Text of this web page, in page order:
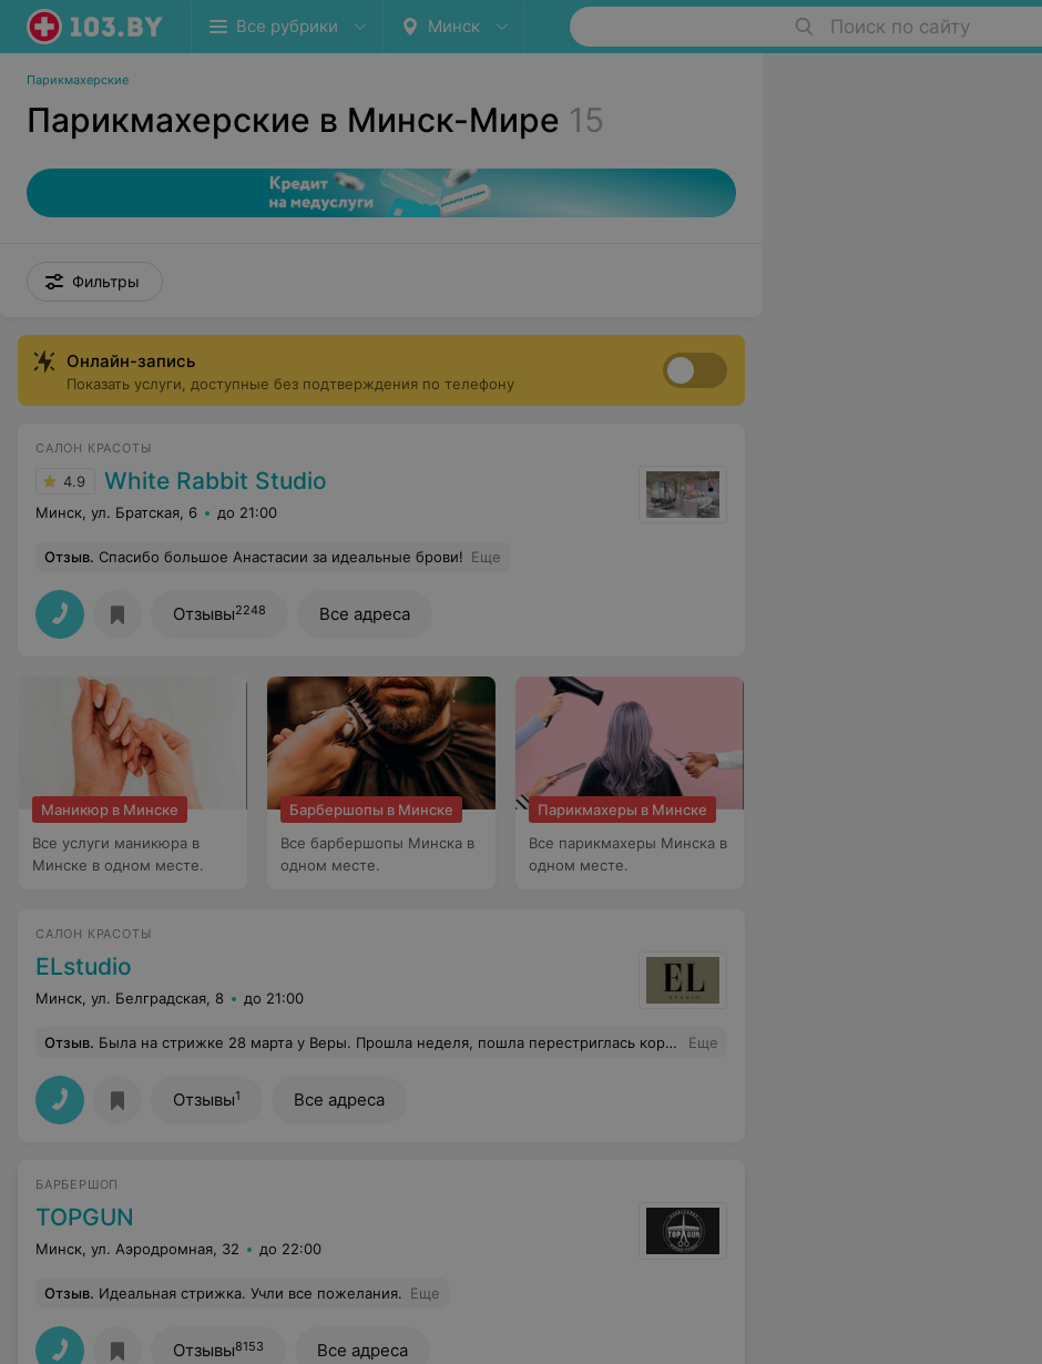
Все рубрики Минск Поиск по сайту
Парикмахерские
Парикмахерские в Минск-Мире 15
Фильтры
Онлайн-запись
Показать услуги, доступные без подтверждения по телефону
САЛОН КРАСОТЫ
4.9 White Rabbit Studio
Минск, ул. Братская, 6 до 21:00
Отзыв. Спасибо большое Анастасии за идеальные брови! Еще
Отзывы2248 Все адреса
Маникюр в Минске
Все услуги маникюра в
Минске в одном месте.
Барбершопы в Минске
Все барбершопы Минска в
одном месте.
Парикмахеры в Минске
Все парикмахеры Минска в
одном месте.
САЛОН КРАСОТЫ
ELstudio
Минск, ул. Белградская, 8 до 21:00
Отзыв. Была на стрижке 28 марта у Веры. Прошла неделя, пошла перестриглась коротко в другой парикмахерской.Спрашивается, за что я отдала 60 руб в этом салоне.Руки надо пообрывать таким мастерам. Такое чувство, что стригут все, вторая профессия,наверно, после тракториста, но профессионалов нужно поискать. Еще
Отзывы1 Все адреса
БАРБЕРШОП
TOPGUN
Минск, ул. Аэродромная, 32 до 22:00
Отзыв. Идеальная стрижка. Учли все пожелания. Еще
Отзывы8153 Все адреса